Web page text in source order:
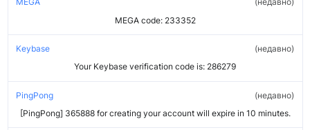
MEGA code: 233352
Keybase
Your Keybase verification code is: 286279
недавно
PingPong
[PingPong] 365888 for creating your account will expire in 10 minutes.
недавно